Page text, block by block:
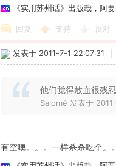
《实用苏州话》出版哉，阿
回复 支持 反对
发表于 2011-7-1 22:07:31
他们觉得放血很残
Salomé 发表于
有空噢。。。一样杀杀吃个。